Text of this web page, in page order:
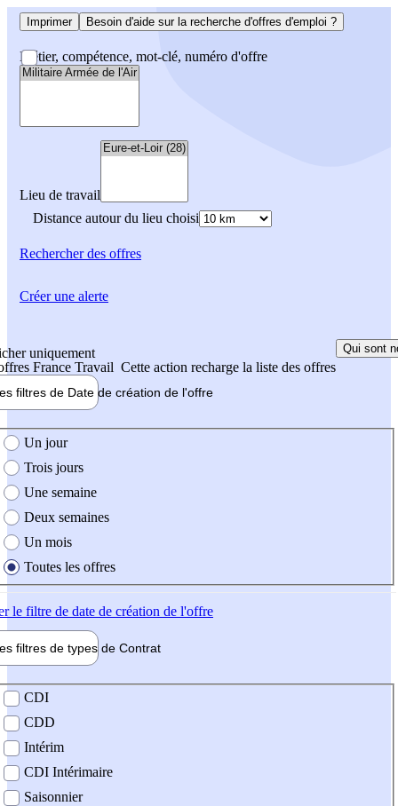
Imprimer Besoin d'aide sur la recherche d'offres d'emploi ?
Métier, compétence, mot-clé, numéro d'offre
Lieu de travail
Distance autour du lieu choisi
Rechercherdes offres
uniquement
France Travail Cette action recharge la liste des offres
Qui sont
filtres de Date de création de l'offre
création de l'offre
Un jour
Trois jours
Une semaine
Deux semaines
Un mois
Toutes les offres
le filtre de date de création de l'offre
filtres de types de Contrat
contrat
CDI
CDD
Intérim
CDI Intérimaire
Saisonnier
Créer une alerte